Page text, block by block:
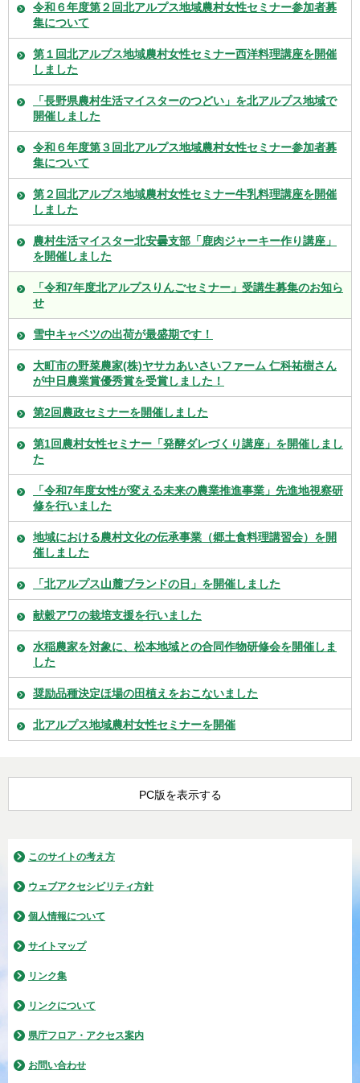
令和６年度第２回北アルプス地域農村女性セミナー参加者募
集について
第１回北アルプス地域農村女性セミナー西洋料理講座を開催
しました
「長野県農村生活マイスターのつどい」を北アルプス地域で
開催しました
令和６年度第３回北アルプス地域農村女性セミナー参加者募
集について
第２回北アルプス地域農村女性セミナー牛乳料理講座を開催
しました
農村生活マイスター北安曇支部「鹿肉ジャーキー作り講座」
を開催しました
「令和7年度北アルプスりんごセミナー」受講生募集のお知ら
せ
雪中キャベツの出荷が最盛期です！
大町市の野菜農家(株)ヤサカあいさいファーム 仁科祐樹さん
が中日農業賞優秀賞を受賞しました！
第2回農政セミナーを開催しました
第1回農村女性セミナー「発酵ダレづくり講座」を開催しまし
た
「令和7年度女性が変える未来の農業推進事業」先進地視察研
修を行いました
地域における農村文化の伝承事業（郷土食料理講習会）を開
催しました
「北アルプス山麓ブランドの日」を開催しました
献穀アワの栽培支援を行いました
水稲農家を対象に、松本地域との合同作物研修会を開催しま
した
奨励品種決定ほ場の田植えをおこないました
北アルプス地域農村女性セミナーを開催
PC版を表示する
このサイトの考え方
ウェブアクセシビリティ方針
個人情報について
サイトマップ
リンク集
リンクについて
県庁フロア・アクセス案内
お問い合わせ